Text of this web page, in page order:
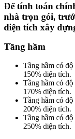
Để tính toán
nhà trọn gói,
diện tích xây
Tầng hầm
Tầng hầm có
150% diện tích.
Tầng hầm có
170% diện tích.
Tầng hầm có
200% diện tích.
Tầng hầm có
250% diện tích.